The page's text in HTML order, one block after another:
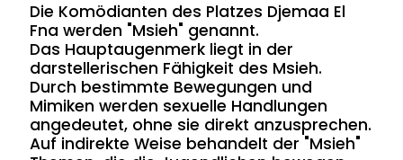
Die Komödianten des Platzes Djemaa El
Fna werden "Msieh" genannt.
Das Hauptaugenmerk liegt in der
darstellerischen Fähigkeit des Msieh.
Durch bestimmte Bewegungen und
Mimiken werden sexuelle Handlungen
angedeutet, ohne sie direkt anzusprechen.
Auf indirekte Weise behandelt der "Msieh"